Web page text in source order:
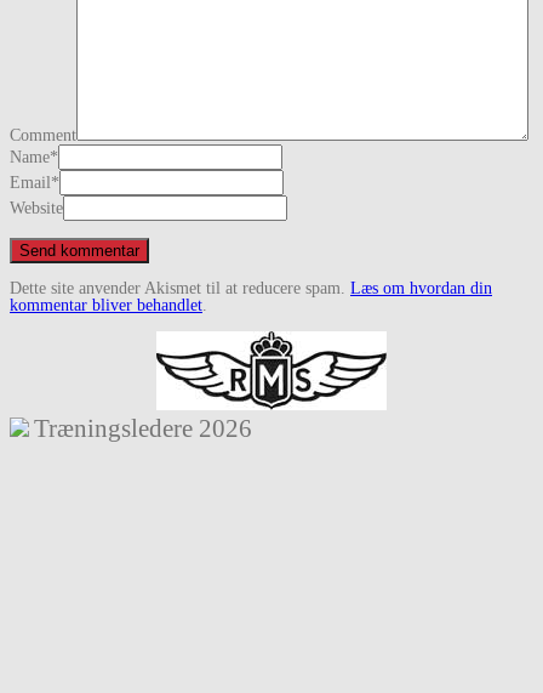
Comment
Name*
Email*
Website
Dette site anvender Akismet til at reducere spam. Læs om hvordan din
kommentar bliver behandlet.
Træningsledere 2026